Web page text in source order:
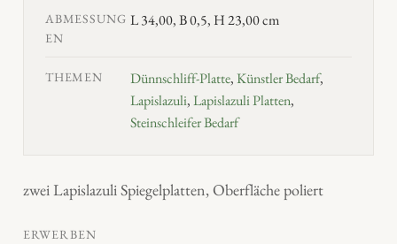
ABMESSUNG
EN
L 34,00, B 0,5, H 23,00 cm
THEMEN Dünnschliff-Platte,Künstler Bedarf,
Lapislazuli,Lapislazuli Platten,
Steinschleifer Bedarf
zwei Lapislazuli Spiegelplatten, Oberfläche poliert
ERWERBEN